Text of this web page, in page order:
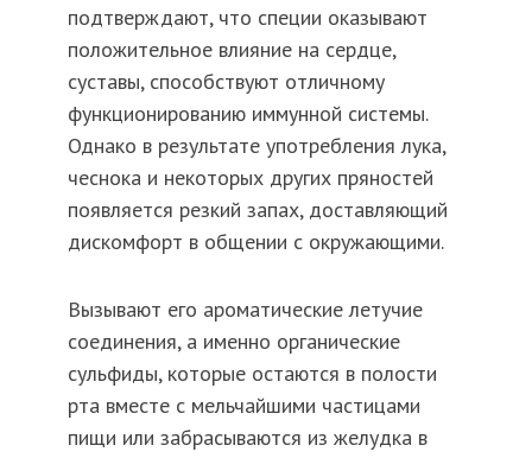
подтверждают, что специи оказывают
положительное влияние на сердце,
суставы, способствуют отличному
функционированию иммунной системы.
Однако в результате употребления лука,
чеснока и некоторых других пряностей
появляется резкий запах, доставляющий
дискомфорт в общении с окружающими.
Вызывают его ароматические летучие
соединения, а именно органические
сульфиды, которые остаются в полости
рта вместе с мельчайшими частицами
пищи или забрасываются из желудка в